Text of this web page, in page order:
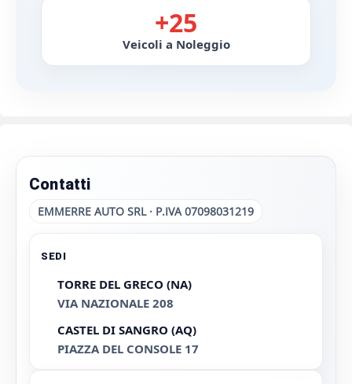
+25
Veicoli a Noleggio
Contatti
EMMERRE AUTO SRL · P.IVA 07098031219
SEDI
TORRE DEL GRECO (NA)
VIA NAZIONALE 208
CASTEL DI SANGRO (AQ)
PIAZZA DEL CONSOLE 17